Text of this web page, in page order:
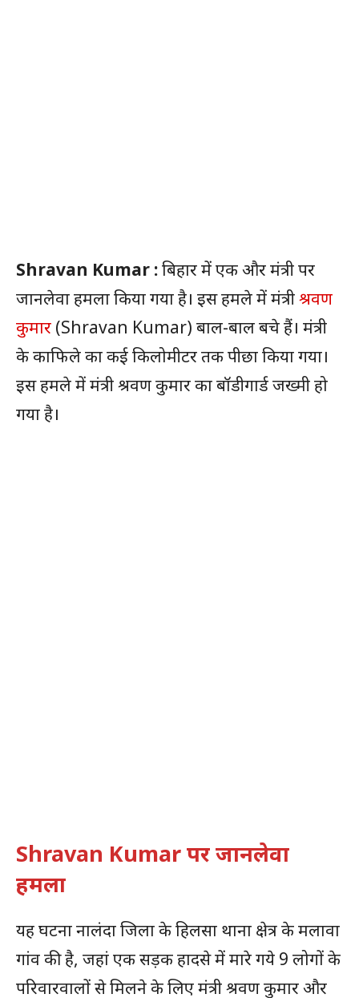
Shravan Kumar :बिहार में एक और मंत्री पर
जानलेवा हमला किया गया है। इस हमले में मंत्रीश्रवण
कुमार (Shravan Kumar) बाल-बाल बचे हैं। मंत्री
के काफिले का कई किलोमीटर तक पीछा किया गया।
इस हमले में मंत्री श्रवण कुमार का बॉडीगार्ड जख्मी हो
गया है।
Shravan Kumar पर जानलेवा
हमला
यह घटना नालंदा जिला के हिलसा थाना क्षेत्र के मलावा
गांव की है, जहां एक सड़क हादसे में मारे गये 9 लोगों के
परिवारवालों से मिलने के लिए मंत्री श्रवण कुमार और